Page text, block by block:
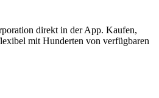
direkt in der App. Kaufen,
mit Hunderten von verfügbaren